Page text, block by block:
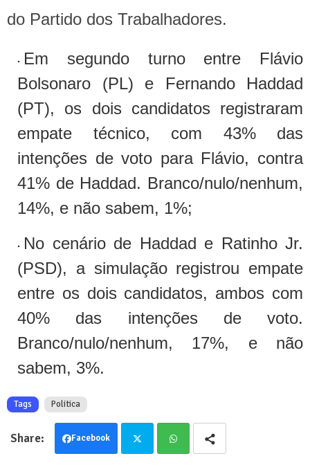
do Partido dos Trabalhadores.
Em segundo turno entre Flávio
Bolsonaro (PL) e Fernando Haddad
(PT), os dois candidatos registraram
empate técnico, com 43% das
intenções de voto para Flávio, contra
41% de Haddad. Branco/nulo/nenhum,
14%, e não sabem, 1%;
No cenário de Haddad e Ratinho Jr.
(PSD), a simulação registrou empate
entre os dois candidatos, ambos com
40% das intenções de voto.
Branco/nulo/nenhum, 17%, e não
sabem, 3%.
Tags Politica
Facebook